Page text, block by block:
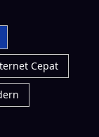
Cepat